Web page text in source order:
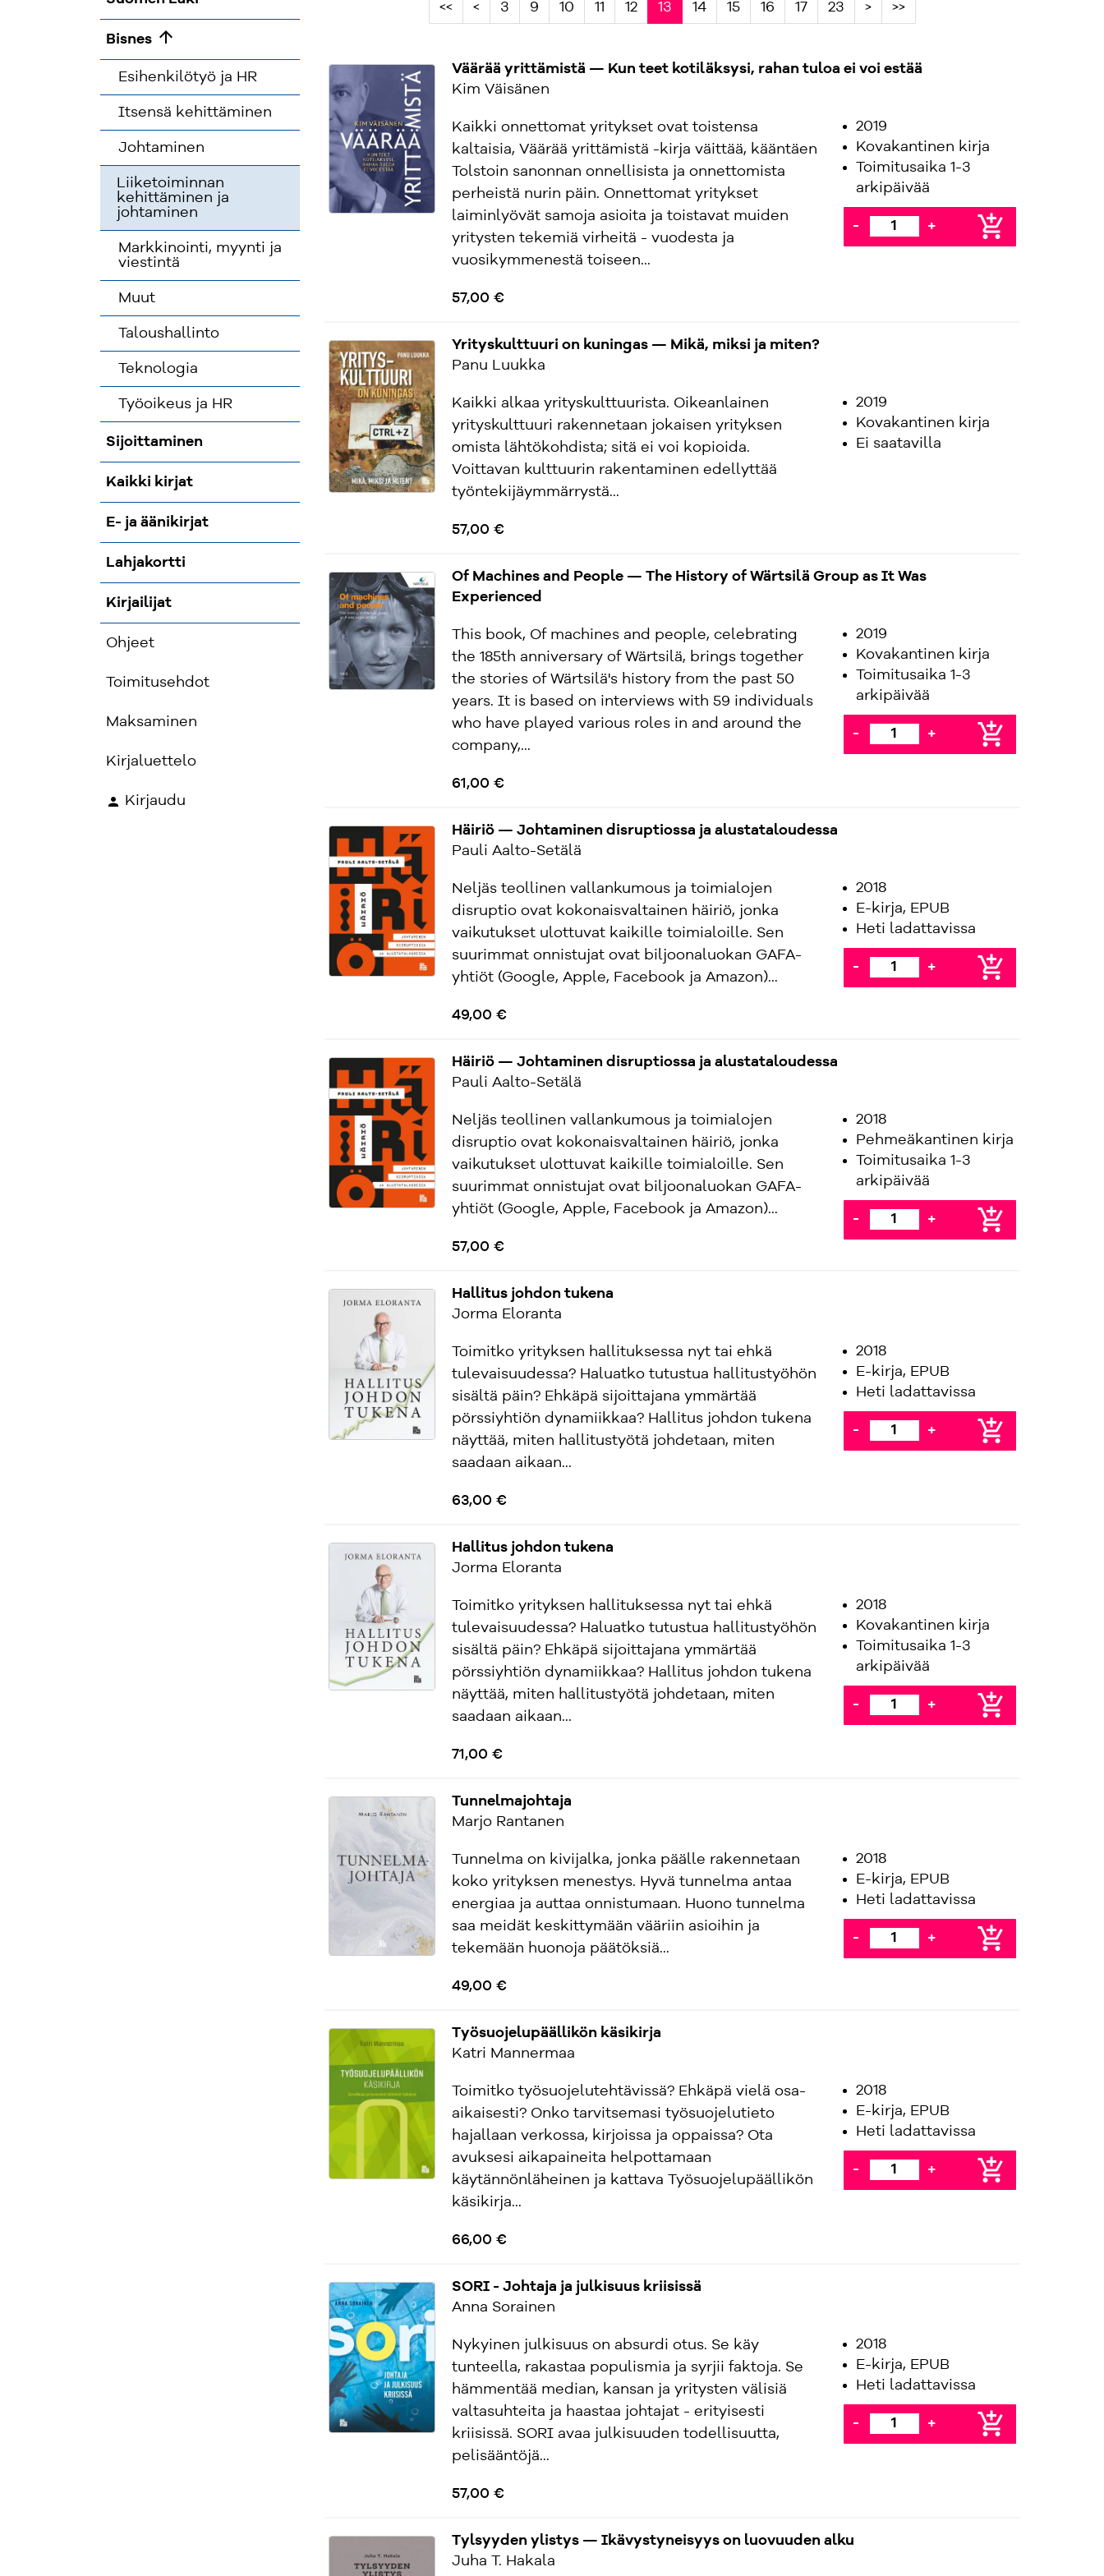
Bisnes arrow_upward
Esihenkilötyö ja HR
Itsensä kehittäminen
Johtaminen
Liiketoiminnan
kehittäminen ja
johtaminen
Markkinointi, myynti ja
viestintä
Muut
Taloushallinto
Teknologia
Työoikeus ja HR
Sijoittaminen
Kaikki kirjat
E- ja äänikirjat
Lahjakortti
Kirjailijat
Ohjeet
Toimitusehdot
Maksaminen
Kirjaluettelo
Kirjaudu
<< < 3 9 10 11 12 13 14 15 16 17 23 > >>
Väärää yrittämistä — Kun teet kotiläksysi, rahan tuloa ei voi estää
Kim Väisänen
Kaikki onnettomat yritykset ovat toistensa
kaltaisia, Väärää yrittämistä -kirja väittää, kääntäen
Tolstoin sanonnan onnellisista ja onnettomista
perheistä nurin päin. Onnettomat yritykset
laiminlyövät samoja asioita ja toistavat muiden
yritysten tekemiä virheitä - vuodesta ja
vuosikymmenestä toiseen...
57,00 €
2019
Kovakantinen kirja
Toimitusaika 1-3
arkipäivää
- + add_shopping_cart
Yrityskulttuuri on kuningas — Mikä, miksi ja miten?
Panu Luukka
Kaikki alkaa yrityskulttuurista. Oikeanlainen
yrityskulttuuri rakennetaan jokaisen yrityksen
omista lähtökohdista; sitä ei voi kopioida.
Voittavan kulttuurin rakentaminen edellyttää
työntekijäymmärrystä...
57,00 €
2019
Kovakantinen kirja
Ei saatavilla
Of Machines and People — The History of Wärtsilä Group as It Was
Experienced
This book, Of machines and people, celebrating
the 185th anniversary of Wärtsilä, brings together
the stories of Wärtsilä's history from the past 50
years. It is based on interviews with 59 individuals
who have played various roles in and around the
company,...
61,00 €
2019
Kovakantinen kirja
Toimitusaika 1-3
arkipäivää
- + add_shopping_cart
Häiriö — Johtaminen disruptiossa ja alustataloudessa
Pauli Aalto-Setälä
Neljäs teollinen vallankumous ja toimialojen
disruptio ovat kokonaisvaltainen häiriö, jonka
vaikutukset ulottuvat kaikille toimialoille. Sen
suurimmat onnistujat ovat biljoonaluokan GAFA-
yhtiöt (Google, Apple, Facebook ja Amazon)...
49,00 €
2018
E-kirja, EPUB
Heti ladattavissa
- + add_shopping_cart
Häiriö — Johtaminen disruptiossa ja alustataloudessa
Pauli Aalto-Setälä
Neljäs teollinen vallankumous ja toimialojen
disruptio ovat kokonaisvaltainen häiriö, jonka
vaikutukset ulottuvat kaikille toimialoille. Sen
suurimmat onnistujat ovat biljoonaluokan GAFA-
yhtiöt (Google, Apple, Facebook ja Amazon)...
57,00 €
2018
Pehmeäkantinen kirja
Toimitusaika 1-3
arkipäivää
- + add_shopping_cart
Hallitus johdon tukena
Jorma Eloranta
Toimitko yrityksen hallituksessa nyt tai ehkä
tulevaisuudessa? Haluatko tutustua hallitustyöhön
sisältä päin? Ehkäpä sijoittajana ymmärtää
pörssiyhtiön dynamiikkaa? Hallitus johdon tukena
näyttää, miten hallitustyötä johdetaan, miten
saadaan aikaan...
63,00 €
2018
E-kirja, EPUB
Heti ladattavissa
- + add_shopping_cart
Hallitus johdon tukena
Jorma Eloranta
Toimitko yrityksen hallituksessa nyt tai ehkä
tulevaisuudessa? Haluatko tutustua hallitustyöhön
sisältä päin? Ehkäpä sijoittajana ymmärtää
pörssiyhtiön dynamiikkaa? Hallitus johdon tukena
näyttää, miten hallitustyötä johdetaan, miten
saadaan aikaan...
71,00 €
2018
Kovakantinen kirja
Toimitusaika 1-3
arkipäivää
- + add_shopping_cart
Tunnelmajohtaja
Marjo Rantanen
Tunnelma on kivijalka, jonka päälle rakennetaan
koko yrityksen menestys. Hyvä tunnelma antaa
energiaa ja auttaa onnistumaan. Huono tunnelma
saa meidät keskittymään vääriin asioihin ja
tekemään huonoja päätöksiä...
49,00 €
2018
E-kirja, EPUB
Heti ladattavissa
- + add_shopping_cart
Työsuojelupäällikön käsikirja
Katri Mannermaa
Toimitko työsuojelutehtävissä? Ehkäpä vielä osa-
aikaisesti? Onko tarvitsemasi työsuojelutieto
hajallaan verkossa, kirjoissa ja oppaissa? Ota
avuksesi aikapaineita helpottamaan
käytännönläheinen ja kattava Työsuojelupäällikön
käsikirja...
66,00 €
2018
E-kirja, EPUB
Heti ladattavissa
- + add_shopping_cart
SORI - Johtaja ja julkisuus kriisissä
Anna Sorainen
Nykyinen julkisuus on absurdi otus. Se käy
tunteella, rakastaa populismia ja syrjii faktoja. Se
hämmentää median, kansan ja yritysten välisiä
valtasuhteita ja haastaa johtajat - erityisesti
kriisissä. SORI avaa julkisuuden todellisuutta,
pelisääntöjä...
57,00 €
2018
E-kirja, EPUB
Heti ladattavissa
- + add_shopping_cart
Tylsyyden ylistys — Ikävystyneisyys on luovuuden alku
Juha T. Hakala